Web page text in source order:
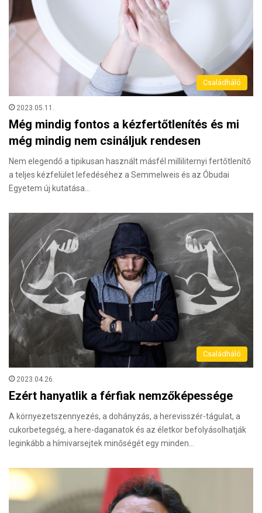
Családháló
2023.05.11.
Még mindig fontos a kézfertőtlenítés és mi
még mindig nem csináljuk rendesen
Nem elegendő a tipikusan használt másfél milliliternyi fertőtlenítő
a teljes kézfelület lefedéséhez a Semmelweis és az Óbudai
Egyetem új kutatása…
Családháló
2023.04.26.
Ezért hanyatlik a férfiak nemzőképessége
A környezetszennyezés, a dohányzás, a herevisszér-tágulat, a
cukorbetegség, a here-daganatok és az életkor befolyásolhatják
leginkább a hímivarsejtek minőségét egy minden…